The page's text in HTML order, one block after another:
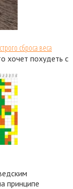
сброса веса
хочет похудеть с
принципе